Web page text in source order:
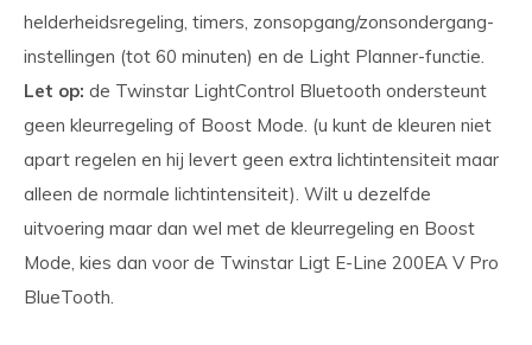
helderheidsregeling, timers, zonsopgang/zonsondergang-
instellingen (tot 60 minuten) en de Light Planner-functie.
Let op: de Twinstar LightControl Bluetooth ondersteunt
geen kleurregeling of Boost Mode. (u kunt de kleuren niet
apart regelen en hij levert geen extra lichtintensiteit maar
alleen de normale lichtintensiteit). Wilt u dezelfde
uitvoering maar dan wel met de kleurregeling en Boost
Mode, kies dan voor de Twinstar Ligt E-Line 200EA V Pro
BlueTooth.